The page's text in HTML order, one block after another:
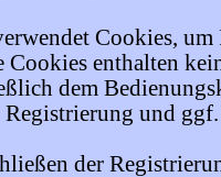
Cookies,
Cookies enthalten
dem
und ggf.
der